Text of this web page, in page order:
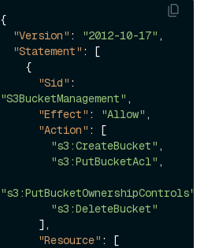
{
"Version" : "2012-10-17" ,
"Statement" :
[
{
"Sid" :
"S3BucketManagement" ,
"Effect" : "Allow" ,
"Action" :
[
"s3:CreateBucket" ,
"s3:PutBucketAcl" ,
"s3:PutBucketOwnershipControls"
"s3:DeleteBucket"
] ,
"Resource" : [